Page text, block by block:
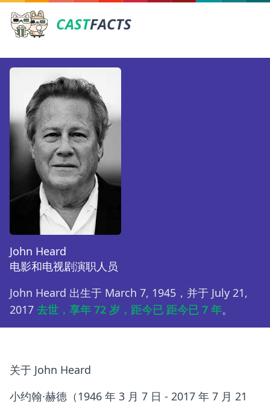
CASTFACTS
John Heard
电影和电视剧演职人员
John Heard 出生于 March 7, 1945，并于 July 21,
2017 去世，享年 72 岁，距今已 距今已 7 年。
关于 John Heard
小约翰·赫德（1946 年 3 月 7 日 - 2017 年 7 月 21